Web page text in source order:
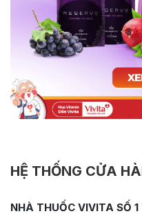
HỆ THỐNG CỬA
NHÀ THUỐC VIVITA SỐ